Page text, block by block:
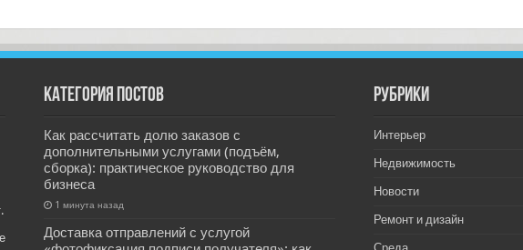
Категория постов
Как рассчитать долю заказов с
дополнительными услугами (подъём,
сборка): практическое руководство для
бизнеса
1 минута назад
Доставка отправлений с услугой
РУбрики
Интерьер
Недвижимость
Новости
Ремонт и дизайн